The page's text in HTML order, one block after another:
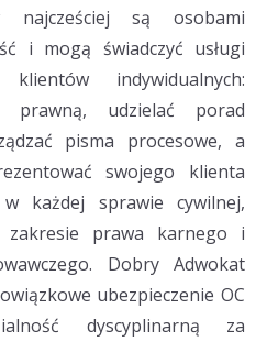
najcześciej są osobami
i mogą świadczyć usługi
indywidualnych:
prawną, udzielać porad
pisma procesowe, a
swojego klienta
każdej sprawie cywilnej,
zakresie prawa karnego i
Dobry Adwokat
ubezpieczenie OC
dyscyplinarną za